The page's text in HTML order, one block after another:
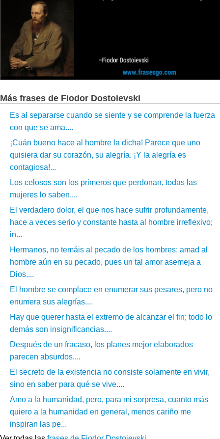
Más frases de Fiodor Dostoievski
Es al separarse cuando se siente y se comprende la fuerza
con que se ama....
¡Cuán bueno hace al hombre la dicha! Parece que uno
quisiera dar su corazón, su alegría. ¡Y la alegría es
contagiosa!...
Los celosos son los primeros que perdonan, todas las
mujeres lo saben....
El verdadero dolor, el que nos hace sufrir profundamente,
hace a veces serio y constante hasta al hombre irreflexivo;
in...
Hermanos, no temáis al pecado de los hombres; amad al
hombre aún en su pecado, pues un tal amor asemeja a
Dios....
El hombre se complace en enumerar sus pesares, pero no
enumera sus alegrías....
Hay que querer hasta el extremo de alcanzar el fin; todo lo
demás son insignificancias....
Después de un fracaso, los planes mejor elaborados
parecen absurdos....
El secreto de la existencia no consiste solamente en vivir,
sino en saber para qué se vive....
Amo a la humanidad, pero, para mi sorpresa, cuanto más
quiero a la humanidad en general, menos cariño me
inspiran las pe...